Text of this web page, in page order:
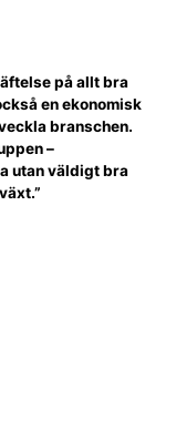
på allt bra
en ekonomisk
branschen.
–
utan väldigt bra